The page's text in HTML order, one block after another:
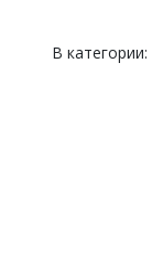
В категории: